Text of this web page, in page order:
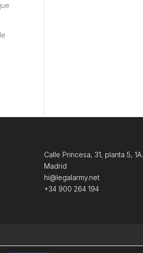
Calle Princesa, 31, planta 5, 1A.
Madrid
hi@legalarmy.net
+34 900 264 194